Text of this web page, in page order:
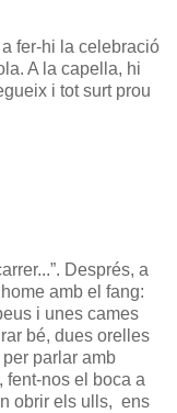
fer-hi la celebració
A la capella, hi
i tot surt prou
Després, a
amb el fang:
i unes cames
bé, dues orelles
parlar amb
fent-nos el boca a
obrir els ulls, ens